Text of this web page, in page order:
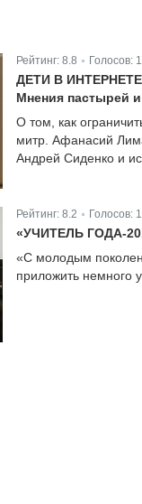
Рейтинг: 8.8 Голосов:
ДЕТИ В ИНТЕРНЕТЕ
Мнения пастырей
О том, как
митр. Афанасий
Андрей Сиденко и
Рейтинг: 8.2 Голосов:
«УЧИТЕЛЬ ГОДА-
«С молодым
приложить немного